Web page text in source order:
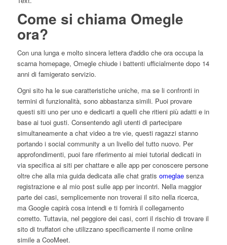
Come si chiama Omegle
ora?
Con una lunga e molto sincera lettera d'addio che ora occupa la
scarna homepage, Omegle chiude i battenti ufficialmente dopo 14
anni di famigerato servizio.
Ogni sito ha le sue caratteristiche uniche, ma se li confronti in
termini di funzionalità, sono abbastanza simili. Puoi provare
questi siti uno per uno e dedicarti a quelli che ritieni più adatti e in
base ai tuoi gusti. Consentendo agli utenti di partecipare
simultaneamente a chat video a tre vie, questi ragazzi stanno
portando i social community a un livello del tutto nuovo. Per
approfondimenti, puoi fare riferimento ai miei tutorial dedicati in
via specifica ai siti per chattare e alle app per conoscere persone
oltre che alla mia guida dedicata alle chat gratis omeglaesenza
registrazione e al mio post sulle app per incontri. Nella maggior
parte dei casi, semplicemente non troverai il sito nella ricerca,
ma Google capirà cosa intendi e ti fornirà il collegamento
corretto. Tuttavia, nel peggiore dei casi, corri il rischio di trovare il
sito di truffatori che utilizzano specificamente il nome online
simile a CooMeet.